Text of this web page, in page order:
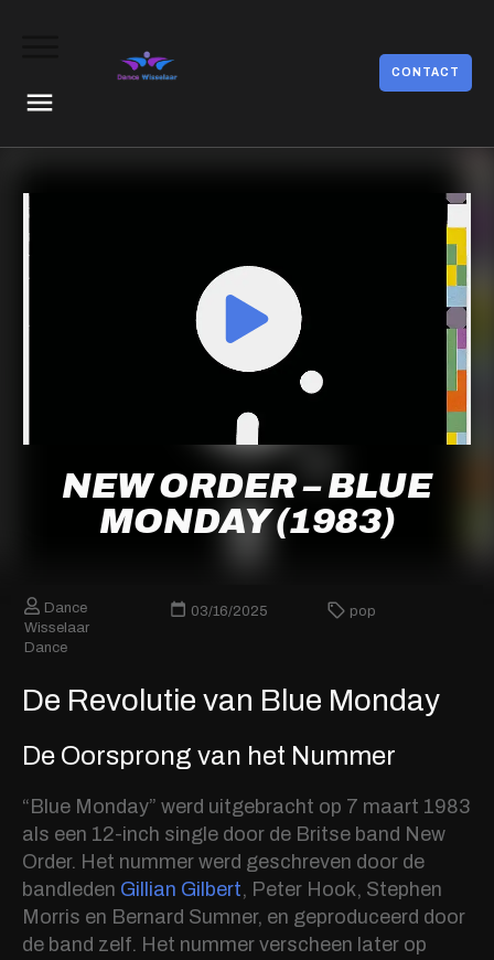
CONTACT
NEW ORDER – BLUE
MONDAY (1983)
Dance
Wisselaar
Dance
03/16/2025 pop
De Revolutie van Blue Monday
De Oorsprong van het Nummer
“Blue Monday” werd uitgebracht op 7 maart 1983
als een 12-inch single door de Britse band New
Order. Het nummer werd geschreven door de
bandleden Gillian Gilbert, Peter Hook, Stephen
Morris en Bernard Sumner, en geproduceerd door
de band zelf. Het nummer verscheen later op